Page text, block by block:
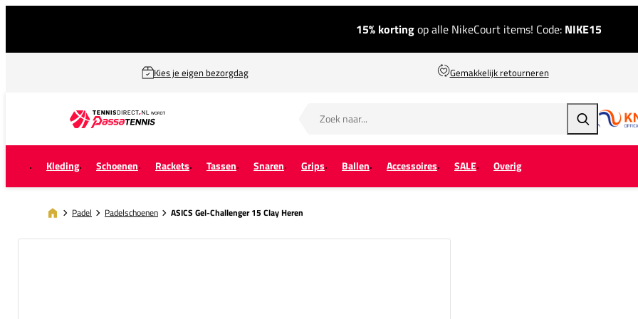
15% kortingop alle NikeCourt items! Code: NIKE15
Kies je eigen bezorgdag Gemakkelijk retourneren
Zoeken
Kleding Schoenen Rackets Tassen Snaren Grips Ballen Accessoires SALE Overig
Padel Padelschoenen ASICS Gel-Challenger 15 Clay Heren